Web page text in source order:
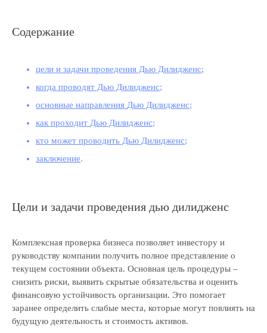
Содержание
цели и задачи проведения Дью Дилидженс;
когда проводят Дью Дилидженс;
основные направления Дью Дилидженс;
как проходит Дью Дилидженс;
кто может проводить Дью Дилидженс;
заключение.
Цели и задачи проведения дью дилидженс
Комплексная проверка бизнеса позволяет инвестору и
руководству компании получить полное представление о
текущем состоянии объекта. Основная цель процедуры –
снизить риски, выявить скрытые обязательства и оценить
финансовую устойчивость организации. Это помогает
заранее определить слабые места, которые могут повлиять на
будущую деятельность и стоимость активов.